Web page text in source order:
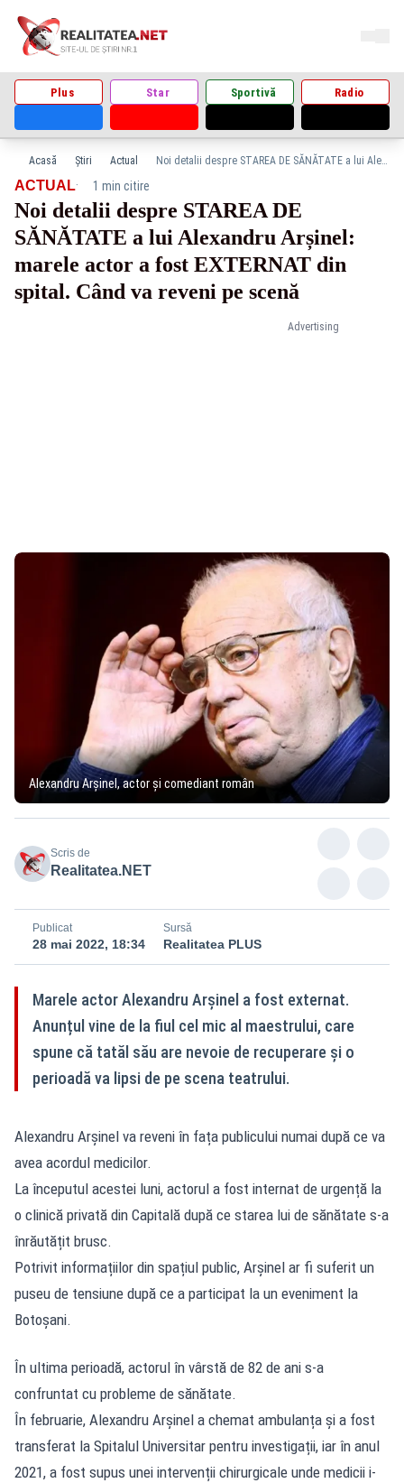
Plus Star Sportivă Radio
Acasă Știri Actual Noi detalii despre STAREA DE SĂNĂTATE a lui Alexandru Arșinel: marele actor a fost EXTERNAT din spital. Când va reveni pe scenă
Advertising
ACTUAL· 1 min citire
Noi detalii despre STAREA DE
SĂNĂTATE a lui Alexandru Arșinel:
marele actor a fost EXTERNAT din
spital. Când va reveni pe scenă
Alexandru Arșinel, actor și comediant român
Scris de
Realitatea.NET
Publicat
28 mai 2022, 18:34
Sursă
Realitatea PLUS
Marele actor Alexandru Arșinel a fost externat.
Anunțul vine de la fiul cel mic al maestrului, care
spune că tatăl său are nevoie de recuperare și o
perioadă va lipsi de pe scena teatrului.
Alexandru Arșinel va reveni în fața publicului numai după ce va
avea acordul medicilor.
La începutul acestei luni, actorul a fost internat de urgență la
o clinică privată din Capitală după ce starea lui de sănătate s-a
înrăutățit brusc.
Potrivit informațiilor din spațiul public, Arșinel ar fi suferit un
puseu de tensiune după ce a participat la un eveniment la
Botoșani.
În ultima perioadă, actorul în vârstă de 82 de ani s-a
confruntat cu probleme de sănătate.
În februarie, Alexandru Arșinel a chemat ambulanța și a fost
transferat la Spitalul Universitar pentru investigații, iar în anul
2021, a fost supus unei intervenții chirurgicale unde medicii i-